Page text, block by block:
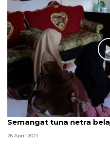
Semangat tuna netra
26 April 2021